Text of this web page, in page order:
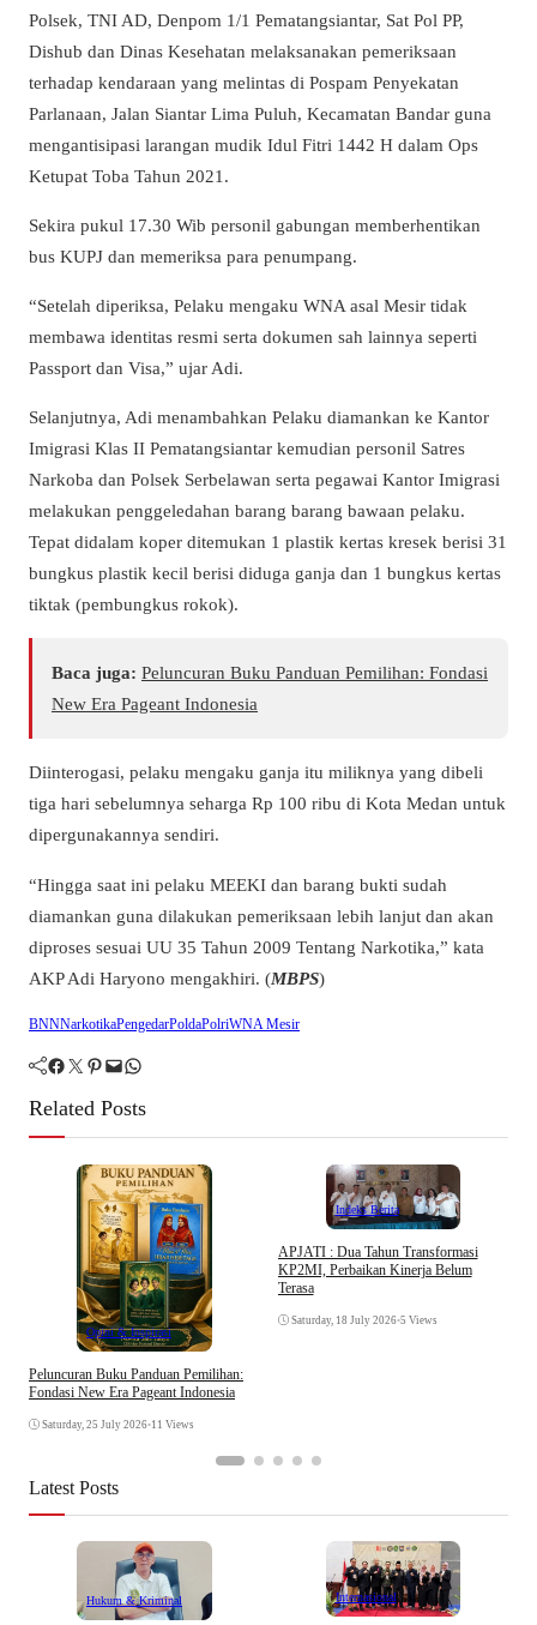
Polsek, TNI AD, Denpom 1/1 Pematangsiantar, Sat Pol PP,
Dishub dan Dinas Kesehatan melaksanakan pemeriksaan
terhadap kendaraan yang melintas di Pospam Penyekatan
Parlanaan, Jalan Siantar Lima Puluh, Kecamatan Bandar guna
mengantisipasi larangan mudik Idul Fitri 1442 H dalam Ops
Ketupat Toba Tahun 2021.
Sekira pukul 17.30 Wib personil gabungan memberhentikan
bus KUPJ dan memeriksa para penumpang.
“Setelah diperiksa, Pelaku mengaku WNA asal Mesir tidak
membawa identitas resmi serta dokumen sah lainnya seperti
Passport dan Visa,” ujar Adi.
Selanjutnya, Adi menambahkan Pelaku diamankan ke Kantor
Imigrasi Klas II Pematangsiantar kemudian personil Satres
Narkoba dan Polsek Serbelawan serta pegawai Kantor Imigrasi
melakukan penggeledahan barang barang bawaan pelaku.
Tepat didalam koper ditemukan 1 plastik kertas kresek berisi 31
bungkus plastik kecil berisi diduga ganja dan 1 bungkus kertas
tiktak (pembungkus rokok).
Baca juga: Peluncuran Buku Panduan Pemilihan: Fondasi
New Era Pageant Indonesia
Diinterogasi, pelaku mengaku ganja itu miliknya yang dibeli
tiga hari sebelumnya seharga Rp 100 ribu di Kota Medan untuk
dipergunakannya sendiri.
“Hingga saat ini pelaku MEEKI dan barang bukti sudah
diamankan guna dilakukan pemeriksaan lebih lanjut dan akan
diproses sesuai UU 35 Tahun 2009 Tentang Narkotika,” kata
AKP Adi Haryono mengakhiri. (MBPS)
BNNNarkotikaPengedarPoldaPolriWNA Mesir
Facebook Twitter Pinterest Mail WhatsApp
Related Posts
Opini & Inspirasi
Peluncuran Buku Panduan Pemilihan:
Fondasi New Era Pageant Indonesia
Saturday, 25 July 2026•11 Views
Indeks Berita
APJATI : Dua Tahun Transformasi
KP2MI, Perbaikan Kinerja Belum
Terasa
Saturday, 18 July 2026•5 Views
Latest Posts
Hukum & Kriminal Internasional